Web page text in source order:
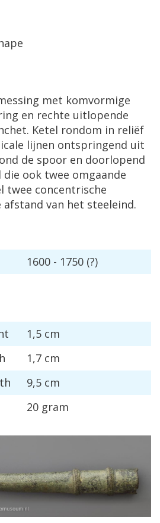
met komvormige
en rechte uitlopende
. Ketel rondom in reliëf
lijnen ontspringend uit
de spoor en doorlopend
die ook twee omgaande
twee concentrische
afstand van het steeleind.
1600 - 1750 (?)
1,5 cm
1,7 cm
9,5 cm
20 gram